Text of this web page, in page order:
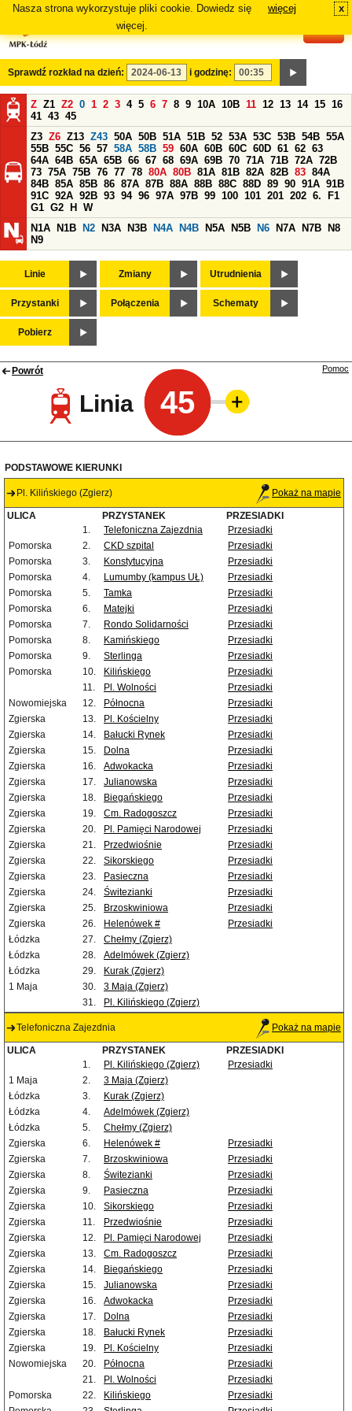
Nasza strona wykorzystuje pliki cookie. Dowiedz się
więcej.
więcej x
Sprawdź rozkład na dzień: i godzinę:
Z Z1 Z2 0 1 2 3 4 5 6 7 8 9 10A 10B 11 12 13 14 15 16
41 43 45
Z3 Z6 Z13 Z43 50A 50B 51A 51B 52 53A 53C 53B 54B 55A
55B 55C 56 57 58A 58B 59 60A 60B 60C 60D 61 62 63
64A 64B 65A 65B 66 67 68 69A 69B 70 71A 71B 72A 72B
73 75A 75B 76 77 78 80A 80B 81A 81B 82A 82B 83 84A
84B 85A 85B 86 87A 87B 88A 88B 88C 88D 89 90 91A 91B
91C 92A 92B 93 94 96 97A 97B 99 100 101 201 202 6.
F1
G1 G2 H
W
N1A
N1B N2 N3A N3B N4A N4B N5A N5B N6 N7A N7B
N8
N9
Linie Zmiany Utrudnienia
Przystanki Połączenia Schematy
Pobierz
Powrót
Linia 45
Pomoc
PODSTAWOWE KIERUNKI
Pl. Kilińskiego (Zgierz) Pokaż na mapie
ULICA PRZYSTANEK
PRZESIADKI
1.
Telefoniczna Zajezdnia
Przesiadki
Pomorska
2. CKD szpital
Przesiadki
Pomorska
3. Konstytucyjna
Przesiadki
Pomorska
4. Lumumby (kampus UŁ)
Przesiadki
Pomorska
5. Tamka
Przesiadki
Pomorska
6. Matejki
Przesiadki
Pomorska
7. Rondo Solidarności
Przesiadki
Pomorska
8. Kamińskiego
Przesiadki
Pomorska
9. Sterlinga
Przesiadki
Pomorska
10. Kilińskiego
Przesiadki
11.
Pl. Wolności
Przesiadki
Nowomiejska
12. Północna
Przesiadki
Zgierska
13. Pl. Kościelny
Przesiadki
Zgierska
14. Bałucki Rynek
Przesiadki
Zgierska
15. Dolna
Przesiadki
Zgierska
16. Adwokacka
Przesiadki
Zgierska
17. Julianowska
Przesiadki
Zgierska
18. Biegańskiego
Przesiadki
Zgierska
19. Cm. Radogoszcz
Przesiadki
Zgierska
20. Pl. Pamięci Narodowej
Przesiadki
Zgierska
21. Przedwiośnie
Przesiadki
Zgierska
22. Sikorskiego
Przesiadki
Zgierska
23. Pasieczna
Przesiadki
Zgierska
24. Świtezianki
Przesiadki
Zgierska
25. Brzoskwiniowa
Przesiadki
Zgierska
26. Helenówek #
Przesiadki
Łódzka
27.
Chełmy (Zgierz)
Łódzka
28.
Adelmówek (Zgierz)
Łódzka
29.
Kurak (Zgierz)
1 Maja
30.
3 Maja (Zgierz)
31.
Pl. Kilińskiego (Zgierz)
Telefoniczna Zajezdnia Pokaż na mapie
ULICA PRZYSTANEK
PRZESIADKI
1.
Pl. Kilińskiego (Zgierz)
Przesiadki
1 Maja
2.
3 Maja (Zgierz)
Łódzka
3.
Kurak (Zgierz)
Łódzka
4.
Adelmówek (Zgierz)
Łódzka
5.
Chełmy (Zgierz)
Zgierska
6. Helenówek #
Przesiadki
Zgierska
7. Brzoskwiniowa
Przesiadki
Zgierska
8. Świtezianki
Przesiadki
Zgierska
9. Pasieczna
Przesiadki
Zgierska
10. Sikorskiego
Przesiadki
Zgierska
11. Przedwiośnie
Przesiadki
Zgierska
12. Pl. Pamięci Narodowej
Przesiadki
Zgierska
13. Cm. Radogoszcz
Przesiadki
Zgierska
14. Biegańskiego
Przesiadki
Zgierska
15. Julianowska
Przesiadki
Zgierska
16. Adwokacka
Przesiadki
Zgierska
17. Dolna
Przesiadki
Zgierska
18. Bałucki Rynek
Przesiadki
Zgierska
19. Pl. Kościelny
Przesiadki
Nowomiejska
20. Północna
Przesiadki
21.
Pl. Wolności
Przesiadki
Pomorska
22. Kilińskiego
Przesiadki